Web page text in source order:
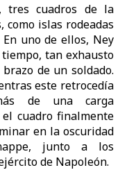
tres cuadros de la
como islas rodeadas
uno de ellos, Ney
tan exhausto
de un soldado.
este retrocedía
de una carga
cuadro finalmente
en la oscuridad
junto a los
de Napoleón.